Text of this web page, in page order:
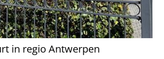
in regio Antwerpen